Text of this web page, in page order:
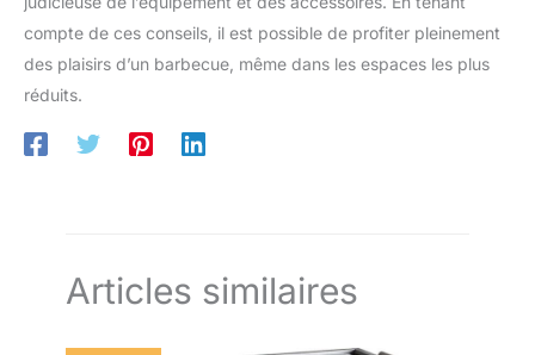
compte de ces conseils, il est possible de profiter pleinement
des plaisirs d’un barbecue, même dans les espaces les plus
réduits.
Articles similaires